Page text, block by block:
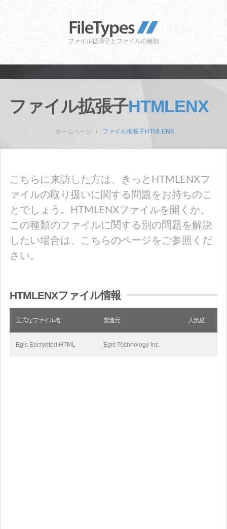
ファイル拡張子とファイルの種類
ファイル拡張子HTMLENX
ホームページ ファイル拡張子HTMLENX
こちらに来訪した方は、きっとHTMLENXフ
ァイルの取り扱いに関する問題をお持ちのこ
とでしょう。HTMLENXファイルを開くか、
この種類のファイルに関する別の問題を解決
したい場合は、こちらのページをご参照くだ
さい。
HTMLENXファイル情報
正式なファイル名 製造元 人気度
Egis Encrypted HTML Egis Technology Inc.